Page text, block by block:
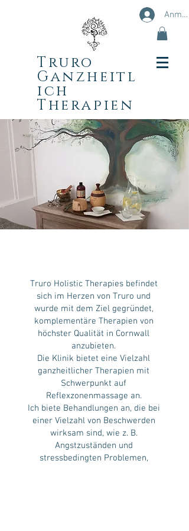
Truro
Ganzheitl
ich
Therapien
Truro Holistic Therapies befindet
sich im Herzen von Truro und
wurde mit dem Ziel gegründet,
komplementäre Therapien von
höchster Qualität in Cornwall
anzubieten.
Die Klinik bietet eine Vielzahl
ganzheitlicher Therapien mit
Schwerpunkt auf
Reflexzonenmassage an.
Ich biete Behandlungen an, die bei
einer Vielzahl von Beschwerden
wirksam sind, wie z. B.
Angstzuständen und
stressbedingten Problemen,